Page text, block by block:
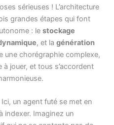
sérieuses ! L’architecture
grandes étapes qui font
: le stockage
, et la génération
une chorégraphie complexe,
jouer, et tous s’accordent
Ici, un agent futé se met en
indexer. Imaginez un